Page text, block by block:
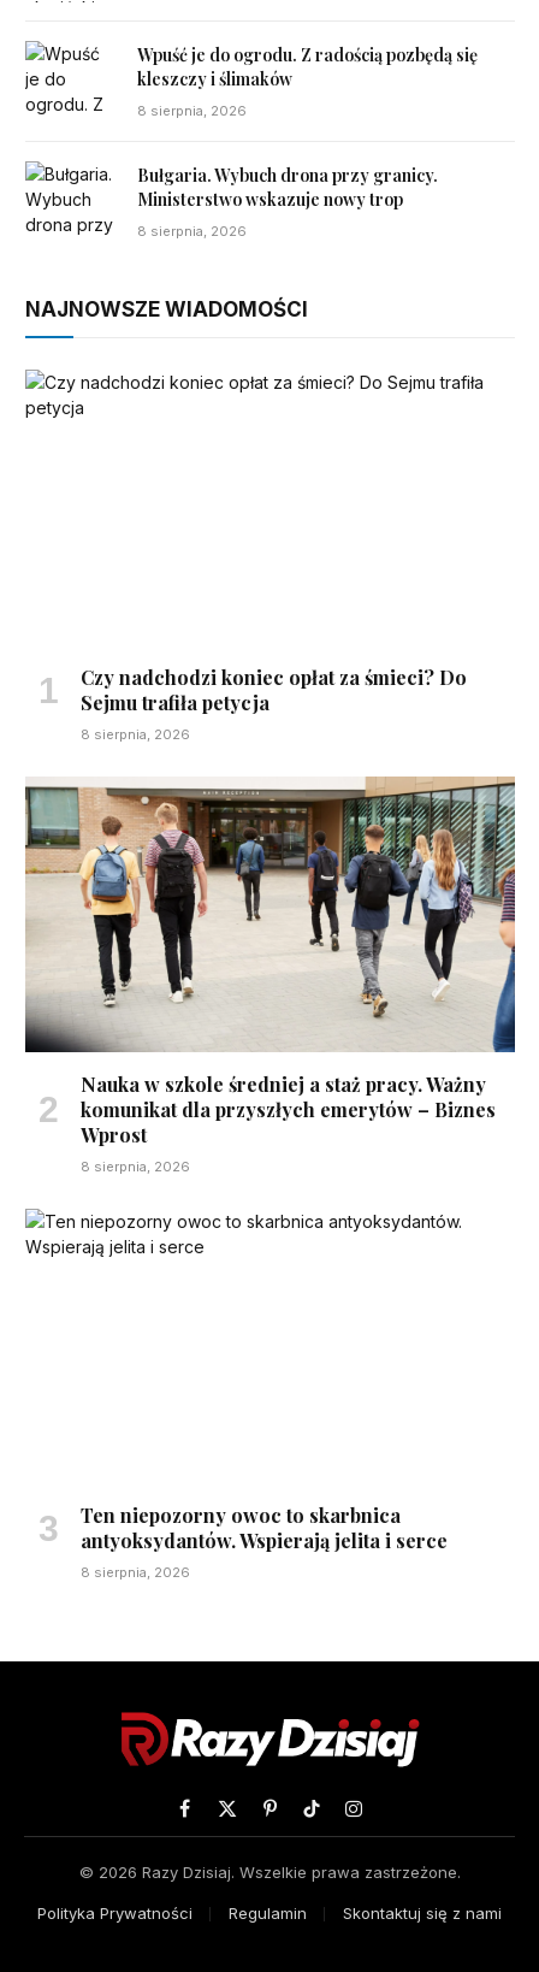
Wpuść je do ogrodu. Z radością pozbędą się
kleszczy i ślimaków
8 sierpnia, 2026
Bułgaria. Wybuch drona przy granicy.
Ministerstwo wskazuje nowy trop
8 sierpnia, 2026
NAJNOWSZE WIADOMOŚCI
Czy nadchodzi koniec opłat za śmieci? Do
Sejmu trafiła petycja
8 sierpnia, 2026
Nauka w szkole średniej a staż pracy. Ważny
komunikat dla przyszłych emerytów – Biznes
Wprost
8 sierpnia, 2026
Ten niepozorny owoc to skarbnica
antyoksydantów. Wspierają jelita i serce
8 sierpnia, 2026
Facebook
X
PinterestTikTokInstagram
© 2026 Razy Dzisiaj. Wszelkie prawa zastrzeżone.
Polityka Prywatności Regulamin Skontaktuj się z nami